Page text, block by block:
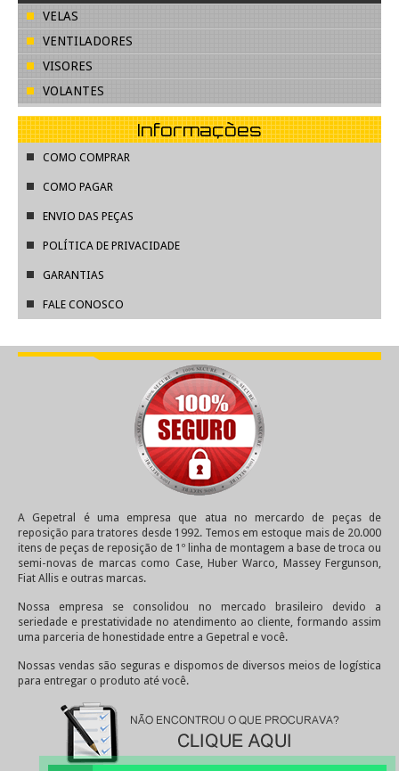
VELAS
VENTILADORES
VISORES
VOLANTES
Informações
COMO COMPRAR
COMO PAGAR
ENVIO DAS PEÇAS
POLÍTICA DE PRIVACIDADE
GARANTIAS
FALE CONOSCO
A Gepetral é uma empresa que atua no mercardo de peças de
reposição para tratores desde 1992. Temos em estoque mais de 20.000
itens de peças de reposição de 1º linha de montagem a base de troca ou
semi-novas de marcas como Case, Huber Warco, Massey Fergunson,
Fiat Allis e outras marcas.
Nossa empresa se consolidou no mercado brasileiro devido a
seriedade e prestatividade no atendimento ao cliente, formando assim
uma parceria de honestidade entre a Gepetral e você.
Nossas vendas são seguras e dispomos de diversos meios de logística
para entregar o produto até você.